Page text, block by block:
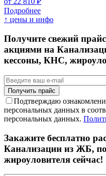
Подробнее
↑ цены и инфо
Получите свежий
акциями на
кессоны, КНС,
Подтверждаю
персональных данных в
персональных данных.
Закажите бесплатно
Канализации из ЖБ,
жироуловителя сейчас!